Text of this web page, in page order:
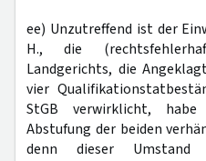
ee) Unzutreffend ist der
H., die
Landgerichts, die
vier
StGB verwirklicht,
Abstufung der beiden
denn dieser